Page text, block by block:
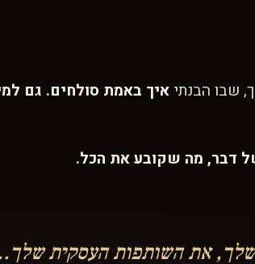
שבו הבנתי איך באמת סולחים. גם
דבר, מה שקובע את הכל.
את השותפות העסקית